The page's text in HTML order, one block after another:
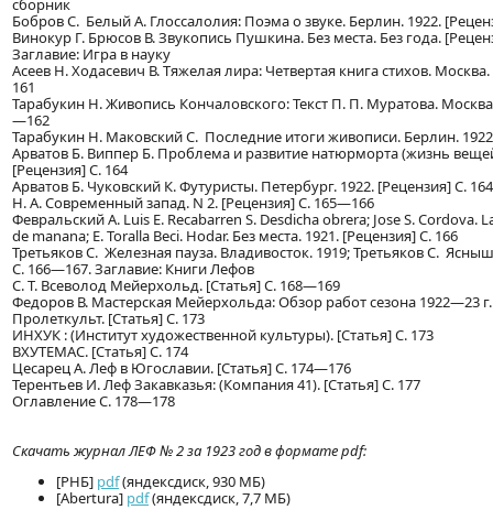
сборник
Бобров С. Белый А. Глоссалолия: Поэма о звуке. Берлин. 1922.
Винокур Г. Брюсов В. Звукопись Пушкина. Без места. Без года.
Заглавие: Игра в науку
Асеев Н. Ходасевич В. Тяжелая лира: Четвертая книга стихов.
161
Тарабукин Н. Живопись Кончаловского: Текст П. П. Муратова.
—162
Тарабукин Н. Маковский С. Последние итоги живописи. Берлин.
Арватов Б. Виппер Б. Проблема и развитие натюрморта (жизнь
[Рецензия] С. 164
Арватов Б. Чуковский К. Футуристы. Петербург. 1922. [Рецензия] С.
Н. А. Современный запад. N 2. [Рецензия] С. 165—166
Февральский А. Luis E. Recabarren S. Desdicha obrera; Jose S. Cordova.
de manana; E. Toralla Beci. Hodar. Без места. 1921. [Рецензия] С. 166
Третьяков С. Железная пауза. Владивосток. 1919; Третьяков С.
С. 166—167. Заглавие: Книги Лефов
С. Т. Всеволод Мейерхольд. [Статья] С. 168—169
Федоров В. Мастерская Мейерхольда: Обзор работ сезона 1922—23
Пролеткульт. [Статья] С. 173
ИНХУК : (Институт художественной культуры). [Статья] С. 173
ВХУТЕМАС. [Статья] С. 174
Цесарец А. Леф в Югославии. [Статья] С. 174—176
Терентьев И. Леф Закавказья: (Компания 41). [Статья] С. 177
Оглавление С. 178—178
Скачать журнал ЛЕФ № 2 за 1923 год в формате pdf:
[РНБ] pdf(яндексдиск, 930 МБ)
[Abertura] pdf(яндексдиск, 7,7 МБ)